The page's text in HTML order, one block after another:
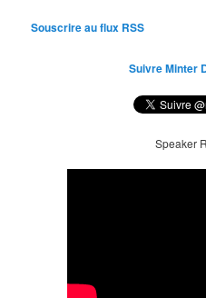
Souscrire au flux RSS
Suivre Minter
Speaker